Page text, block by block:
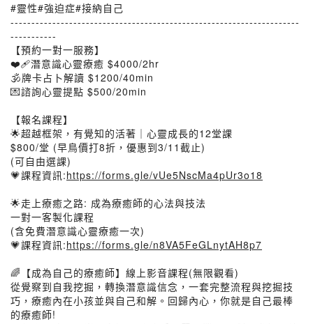
#靈性#強迫症#接納自己
---------------------------------------------------------------------
-----------
【預約一對一服務】
❤️‍🩹潛意識心靈療癒 $4000/2hr
🕉️牌卡占卜解讀 $1200/40min
💌諮詢心靈提點 $500/20min
【報名課程】
🌟超越框架，有覺知的活著｜心靈成長的12堂課
$800/堂 (早鳥價打8折，優惠到3/11截止)
(可自由選課)
​💗課程資訊:https://forms.gle/vUe5NscMa4pUr3o18
🌟走上療癒之路: 成為療癒師的心法與技法
一對一客製化課程
(含免費潛意識心靈療癒一次)
​💗課程資訊:https://forms.gle/n8VA5FeGLnytAH8p7
🌈【成為自己的療癒師】線上影音課程(無限觀看)
從覺察到自我挖掘，轉換潛意識信念，一套完整流程與挖掘技
巧，療癒內在小孩並與自己和解。回歸內心，你就是自己最棒
的療癒師!